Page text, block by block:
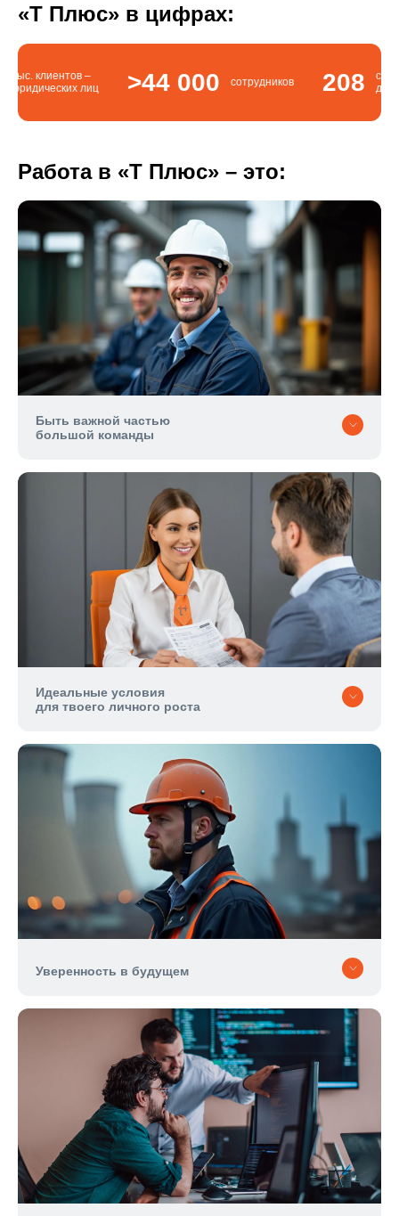
«Т Плюс» в цифрах:
–
лиц
>44 000 сотрудников 208
семейных
династий
Работа в «Т Плюс» – это:
Быть важной частью
большой команды
Идеальные условия
для твоего личного роста
Уверенность в будущем